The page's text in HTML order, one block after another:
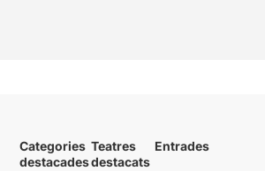
Categories
destacades
Teatres
destacats
Entrades